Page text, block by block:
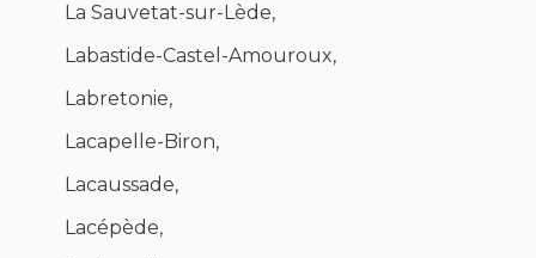
La Sauvetat-sur-Lède,
Labastide-Castel-Amouroux,
Labretonie,
Lacapelle-Biron,
Lacaussade,
Lacépède,